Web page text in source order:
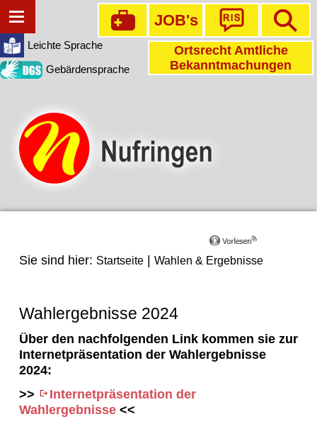
Leichte Sprache
Gebärdensprache
JOB's
Ortsrecht Amtliche
Bekanntmachungen
Sie sind hier: Startseite| Wahlen & Ergebnisse
Wahlergebnisse 2024
Über den nachfolgenden Link kommen sie zur
Internetpräsentation der Wahlergebnisse
2024:
>>
Internetpräsentation der
Wahlergebnisse<<